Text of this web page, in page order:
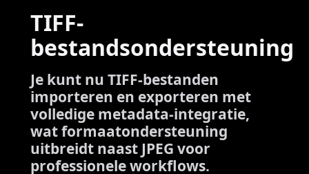
TIFF-
bestandsondersteuning
Je kunt nu TIFF-bestanden
importeren en exporteren met
volledige metadata-integratie,
wat formaatondersteuning
uitbreidt naast JPEG voor
professionele workflows.